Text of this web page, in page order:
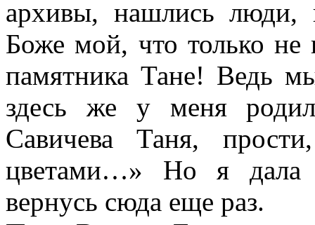
архивы, нашлись люди,
Боже мой, что только не
памятника Тане! Ведь
здесь же у меня
Савичева Таня,
цветами…» Но я дала
вернусь сюда еще раз.